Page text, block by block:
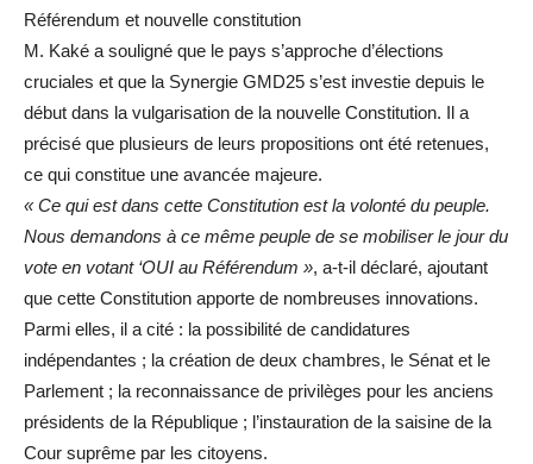
Référendum et nouvelle constitution
M. Kaké a souligné que le pays s’approche d’élections
cruciales et que la Synergie GMD25 s’est investie depuis le
début dans la vulgarisation de la nouvelle Constitution. Il a
précisé que plusieurs de leurs propositions ont été retenues,
ce qui constitue une avancée majeure.
« Ce qui est dans cette Constitution est la volonté du peuple.
Nous demandons à ce même peuple de se mobiliser le jour du
vote en votant ‘OUI au Référendum », a-t-il déclaré, ajoutant
que cette Constitution apporte de nombreuses innovations.
Parmi elles, il a cité : la possibilité de candidatures
indépendantes ; la création de deux chambres, le Sénat et le
Parlement ; la reconnaissance de privilèges pour les anciens
présidents de la République ; l’instauration de la saisine de la
Cour suprême par les citoyens.